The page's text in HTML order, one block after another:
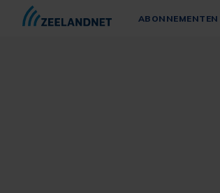
ABONNEMENTEN